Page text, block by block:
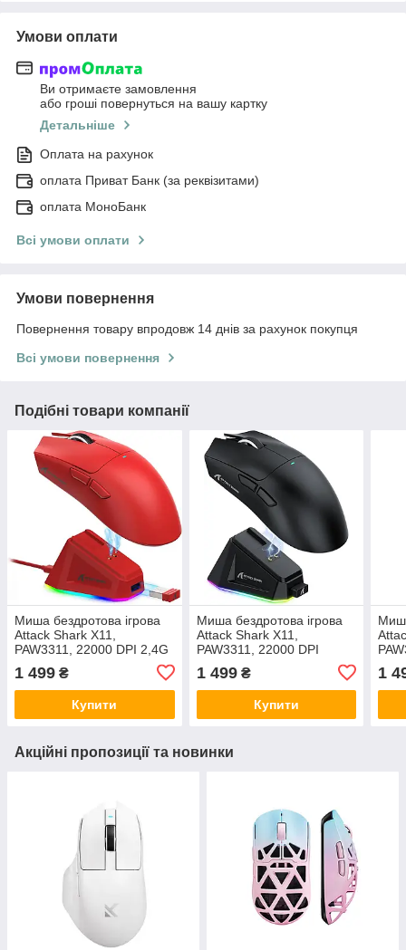
Умови оплати
Ви отримаєте замовлення
або гроші повернуться на вашу картку
Детальніше
Оплата на рахунок
оплата Приват Банк (за реквізитами)
оплата МоноБанк
Всі умови оплати
Умови повернення
Повернення товару впродовж 14 днів за рахунок покупця
Всі умови повернення
Подібні товари компанії
Миша бездротова ігрова
Attack Shark X11,
PAW3311, 22000 DPI 2,4G
1 499 ₴
Купити
Миша бездротова ігрова
Attack Shark X11,
PAW3311, 22000 DPI
1 499₴
Купити
1
Акційні пропозиції та новинки